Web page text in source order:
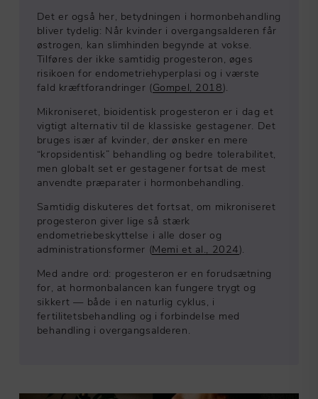
Det er også her, betydningen i hormonbehandling
bliver tydelig: Når kvinder i overgangsalderen får
østrogen, kan slimhinden begynde at vokse.
Tilføres der ikke samtidig progesteron, øges
risikoen for endometriehyperplasi og i værste
fald kræftforandringer (Gompel, 2018).
Mikroniseret, bioidentisk progesteron er i dag et
vigtigt alternativ til de klassiske gestagener. Det
bruges især af kvinder, der ønsker en mere
“kropsidentisk” behandling og bedre tolerabilitet,
men globalt set er gestagener fortsat de mest
anvendte præparater i hormonbehandling.
Samtidig diskuteres det fortsat, om mikroniseret
progesteron giver lige så stærk
endometriebeskyttelse i alle doser og
administrationsformer (Memi et al., 2024).
Med andre ord: progesteron er en forudsætning
for, at hormonbalancen kan fungere trygt og
sikkert — både i en naturlig cyklus, i
fertilitetsbehandling og i forbindelse med
behandling i overgangsalderen.